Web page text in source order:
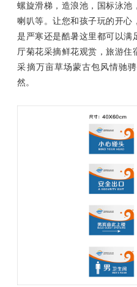
螺旋滑梯，造浪池，国标泳池
喇叭等。让您和孩子玩的开心
是严寒还是酷暑这里都可以满
厅菊花采摘鲜花观赏，旅游住
采摘万亩草场蒙古包风情驰
然。